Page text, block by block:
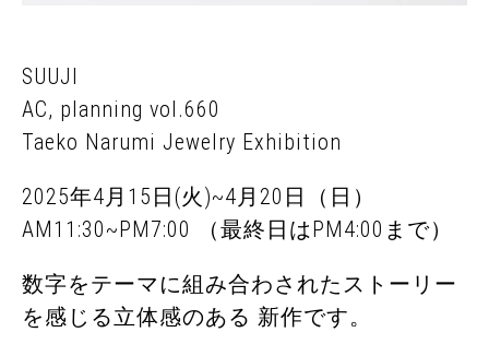
SUUJI
AC, planning vol.660
Taeko Narumi Jewelry Exhibition
2025年4月15日(火)~4月20日（日）
AM11:30~PM7:00 （最終日はPM4:00まで）
数字をテーマに組み合わされたストーリー
を感じる立体感のある 新作です。